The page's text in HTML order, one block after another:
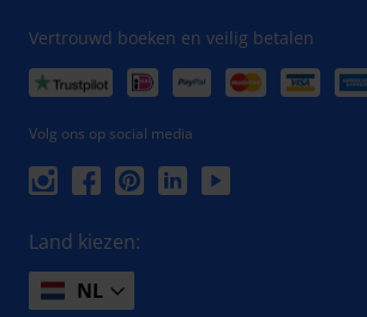
Vertrouwd boeken en veilig betalen
Volg ons op social media
Land kiezen:
NL